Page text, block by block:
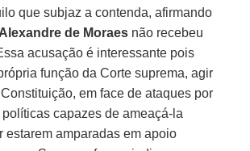
que subjaz a contenda, afirmando
Alexandre de Moraes não recebeu
acusação é interessante pois
função da Corte suprema, agir
em face de ataques por
capazes de ameaçá-la
estarem amparadas em apoio